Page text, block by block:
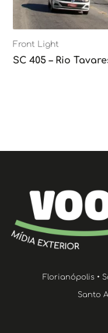
Front Light
SC 405 – Rio
Florianópolis •
Santo